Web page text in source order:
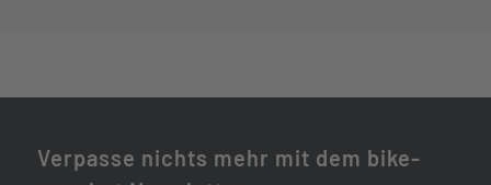
Verpasse nichts mehr mit dem bike-